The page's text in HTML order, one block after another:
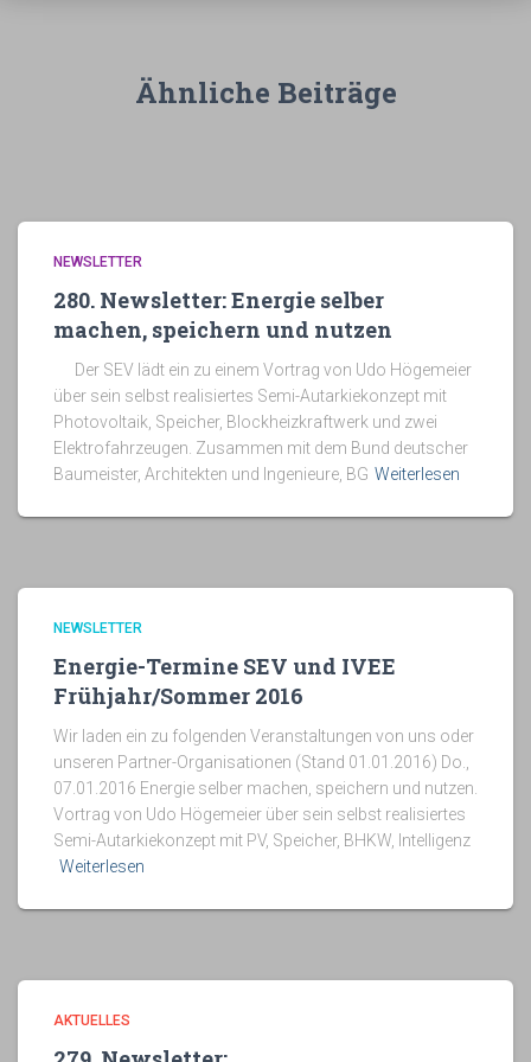
Ähnliche Beiträge
NEWSLETTER
280. Newsletter: Energie selber
machen, speichern und nutzen
Der SEV lädt ein zu einem Vortrag von Udo Högemeier
über sein selbst realisiertes Semi-Autarkiekonzept mit
Photovoltaik, Speicher, Blockheizkraftwerk und zwei
Elektrofahrzeugen. Zusammen mit dem Bund deutscher
Baumeister, Architekten und Ingenieure, BG Weiterlesen
NEWSLETTER
Energie-Termine SEV und IVEE
Frühjahr/Sommer 2016
Wir laden ein zu folgenden Veranstaltungen von uns oder
unseren Partner-Organisationen (Stand 01.01.2016) Do.,
07.01.2016 Energie selber machen, speichern und nutzen.
Vortrag von Udo Högemeier über sein selbst realisiertes
Semi-Autarkiekonzept mit PV, Speicher, BHKW, Intelligenz
Weiterlesen
AKTUELLES